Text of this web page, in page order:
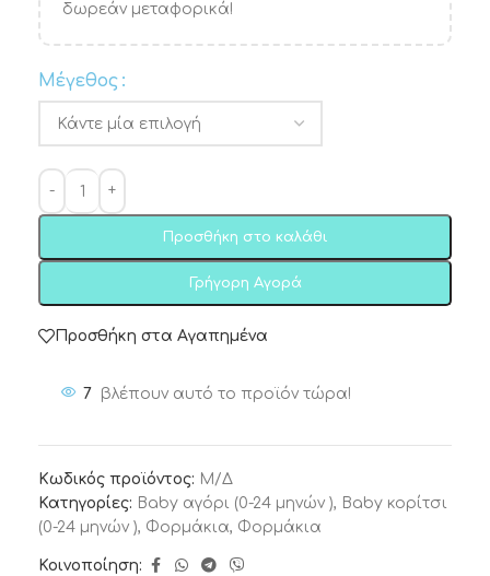
δωρεάν μεταφορικά!
Μέγεθος
Προσθήκη στο καλάθι
Γρήγορη Αγορά
Προσθήκη στα Αγαπημένα
7 βλέπουν αυτό το προϊόν τώρα!
Κωδικός προϊόντος: Μ/Δ
Κατηγορίες: Baby αγόρι (0-24 μηνών ), Baby κορίτσι
(0-24 μηνών ), Φορμάκια, Φορμάκια
Κοινοποίηση: